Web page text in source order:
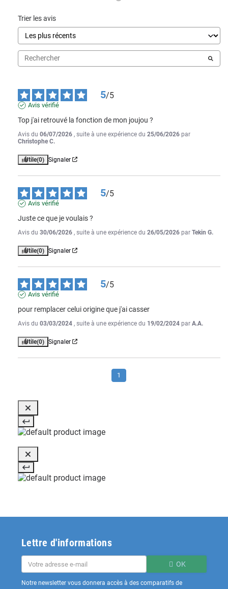
Trier les avis
5/5
Avis vérifié
Top j'ai retrouvé la fonction de mon joujou ?
Avis du 06/07/2026 , suite à une expérience du 25/06/2026 par
Christophe C.
Utile(0) Signaler
5/5
Avis vérifié
Juste ce que je voulais ?
Avis du 30/06/2026 , suite à une expérience du 26/05/2026 par Tekin G.
Utile(0) Signaler
5/5
Avis vérifié
pour remplacer celui origine que j'ai casser
Avis du 03/03/2024 , suite à une expérience du 19/02/2024 par A.A.
Utile(0) Signaler
1
Lettre d'informations
OK
Notre newsletter vous donnera accès à des comparatifs de